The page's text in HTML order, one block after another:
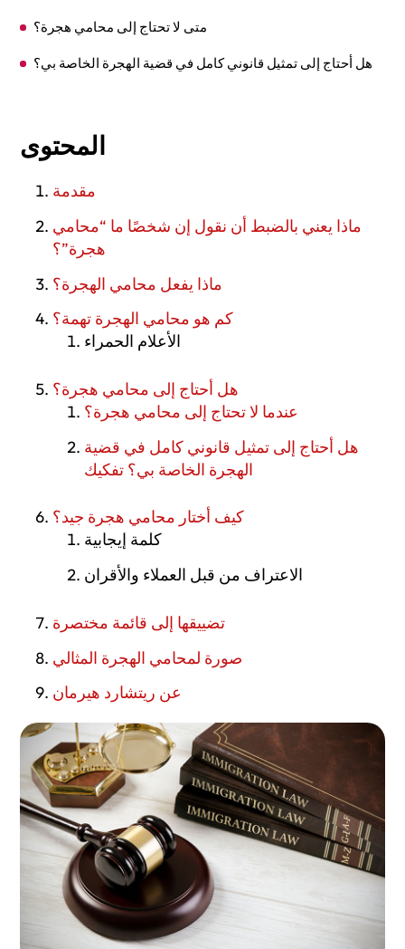
متى لا تحتاج إلى محامي هجرة؟
هل أحتاج إلى تمثيل قانوني كامل في قضية الهجرة الخاصة بي؟
لتلخيص إلى قائمة مختصرة
Введение
Что означает термин «иммиграционный адвокат»?
Чем занимается иммиграционный адвокат?
Сколько стоит иммиграционный адвокат?
Опасные моменты
Нужен ли мне иммиграционный адвокат?
В каких случаях вам не нужен иммиграционный адвокат?
моём иммиграционном деле? Анбандлинг
Описание идеального иммиграционного адвоката
О Ричарде Германе
المحتوى
مقدمة
ماذا يعني بالضبط أن نقول إن شخصًا ما “محامي
هجرة”؟
ماذا يفعل محامي الهجرة؟
كم هو محامي الهجرة تهمة؟
الأعلام الحمراء
هل أحتاج إلى محامي هجرة؟
عندما لا تحتاج إلى محامي هجرة؟
هل أحتاج إلى تمثيل قانوني كامل في قضية
الهجرة الخاصة بي؟ تفكيك
كيف أختار محامي هجرة جيد؟
كلمة إيجابية
الاعتراف من قبل العملاء والأقران
تضييقها إلى قائمة مختصرة
صورة لمحامي الهجرة المثالي
عن ريتشارد هيرمان